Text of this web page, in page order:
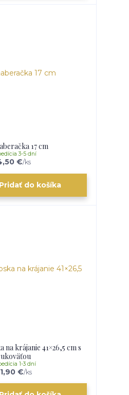
17 cm
€/ks
3-5 dní
Pridať do košíka
na krájanie 41×26,5 cm s
€/ks
1-3 dní